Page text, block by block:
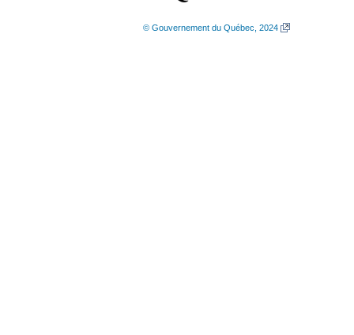
© Gouvernement du Québec, 2024